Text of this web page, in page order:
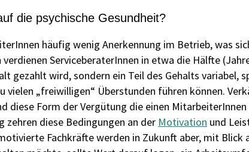
die psychische Gesundheit?
häufig wenig Anerkennung im Betrieb, was
ServiceberaterInnen in etwa die Hälfte
gezahlt wird, sondern ein Teil des Gehalts variabel,
„freiwilligen“ Überstunden führen können.
diese Form der Vergütung die einen
zehren diese Bedingungen an der Motivation und
Fachkräfte werden in Zukunft aber, mit Blick